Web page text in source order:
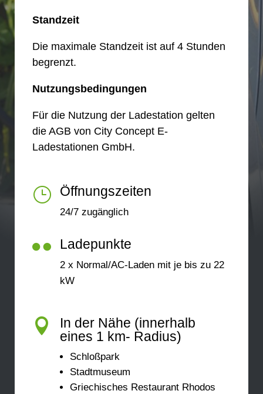
Standzeit
Die maximale Standzeit ist auf 4 Stunden
begrenzt.
Nutzungsbedingungen
Für die Nutzung der Ladestation gelten
die AGB von City Concept E-
Ladestationen GmbH.
} Öffnungszeiten
24/7 zugänglich
 Ladepunkte
2 x Normal/AC-Laden mit je bis zu 22
kW

In der Nähe (innerhalb
eines 1 km- Radius)
Schloßpark
Stadtmuseum
Griechisches Restaurant Rhodos